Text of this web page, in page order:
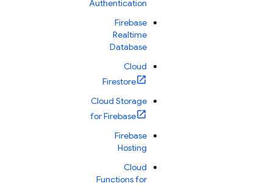
Authentication
Firebase
Realtime
Database
Cloud
Firestore
Cloud Storage
for Firebase
Firebase
Hosting
Cloud
Functions for